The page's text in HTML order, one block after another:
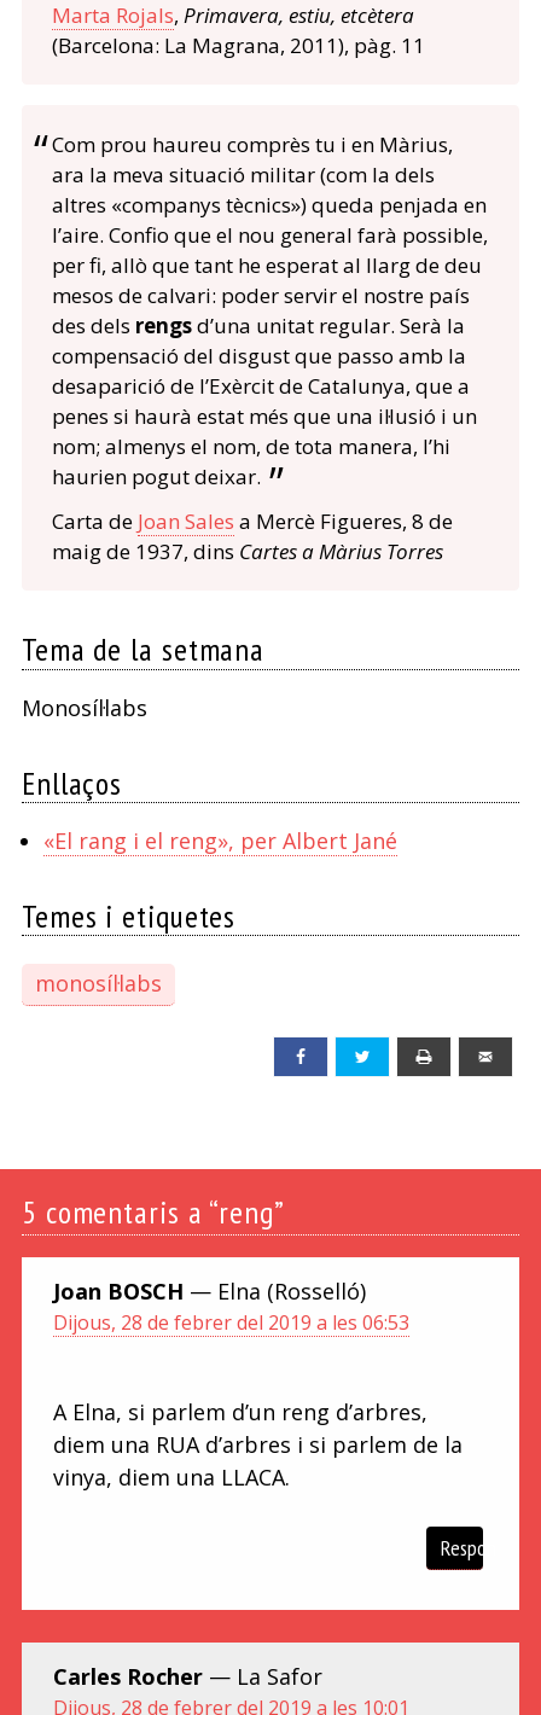
Marta Rojals, Primavera, estiu, etcètera
(Barcelona: La Magrana, 2011), pàg. 11
Com prou haureu comprès tu i en Màrius,
ara la meva situació militar (com la dels
altres «companys tècnics») queda penjada en
l’aire. Confio que el nou general farà possible,
per fi, allò que tant he esperat al llarg de deu
mesos de calvari: poder servir el nostre país
des dels rengsd’una unitat regular. Serà la
compensació del disgust que passo amb la
desaparició de l’Exèrcit de Catalunya, que a
penes si haurà estat més que una il·lusió i un
nom; almenys el nom, de tota manera, l’hi
haurien pogut deixar.
Carta de Joan Sales a Mercè Figueres, 8 de
maig de 1937, dins Cartes a Màrius Torres
Tema de la setmana
Monosíl·labs
Enllaços
«El rang i el reng», per Albert Jané
Temes i etiquetes
monosíl·labs
Facebook Twitter
5 comentaris a “reng”
Joan BOSCH — Elna (Rosselló)
Dijous, 28 de febrer del 2019 a les 06:53
A Elna, si parlem d’un reng d’arbres,
diem una RUA d’arbres i si parlem de la
vinya, diem una LLACA.
Respon
Carles Rocher — La Safor
Dijous, 28 de febrer del 2019 a les 10:01